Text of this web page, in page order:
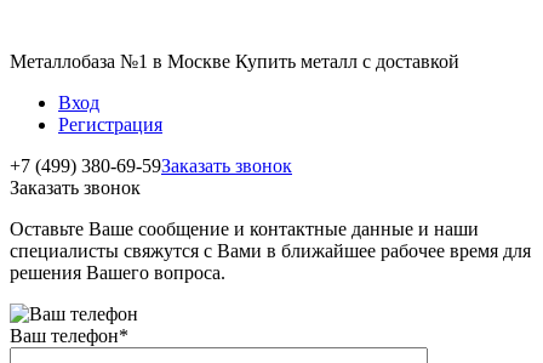
Металлобаза №1 в Москве Купить металл с доставкой
Вход
Регистрация
+7 (499) 380-69-59Заказать звонок
Заказать звонок
Оставьте Ваше сообщение и контактные данные и наши
специалисты свяжутся с Вами в ближайшее рабочее время для
решения Вашего вопроса.
Ваш телефон*